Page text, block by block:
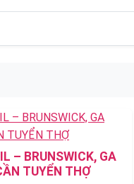
– BRUNSWICK, GA
TUYỂN THỢ